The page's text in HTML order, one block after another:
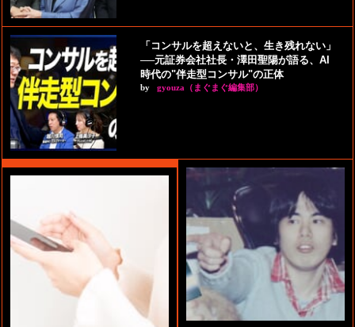
「コンサルを超えないと、生き残れない」
──元証券会社社長・澤田聖陽が語る、AI
時代の"伴走型コンサル"の正体
by gyouza（まぐまぐ編集部）